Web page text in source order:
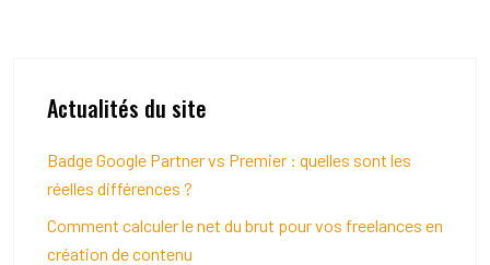
Actualités du site
Badge Google Partner vs Premier : quelles sont les
réelles différences ?
Comment calculer le net du brut pour vos freelances en
création de contenu